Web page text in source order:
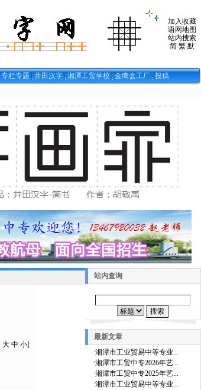
加入收藏
语网地图
站内搜索
简 繁 默
专栏专题 井田汉字 湘潭工贸学校 金鹰盒工厂 投稿
大 中 小]
站内查询
最新文章
·湘潭市工业贸易中等专业...
·湘潭市工贸中专2026年艺...
·湘潭市工贸中专2025年艺...
·湘潭市工业贸易中等专业...